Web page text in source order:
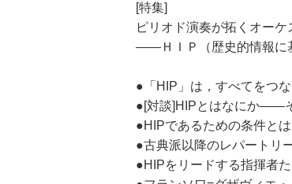
[特集]
ピリオド演奏が拓くオーケ
――ＨＩＰ（歴史的情報に
●「HIP」は，すべてをつ
●[対談]HIPとはなにか――
●HIPであるための条件と
●古典派以降のレパートリ
●HIPをリードする指揮者